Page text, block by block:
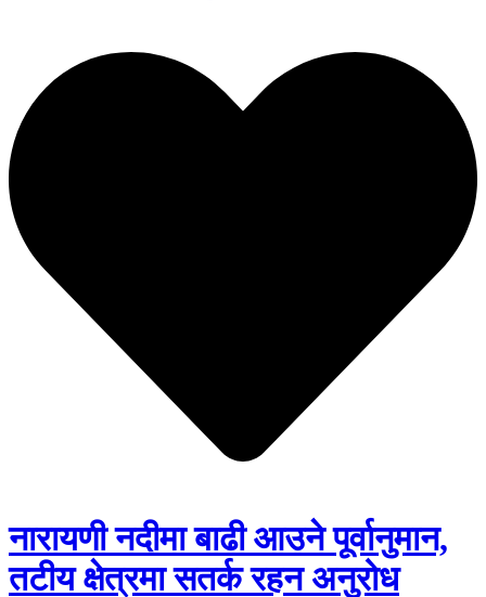
नारायणी नदीमा बाढी आउने पूर्वानुमान,
तटीय क्षेत्रमा सतर्क रहन अनुरोध